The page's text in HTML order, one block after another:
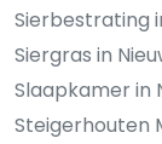
Sierbestrating
Siergras in
Slaapkamer in
Steigerhouten